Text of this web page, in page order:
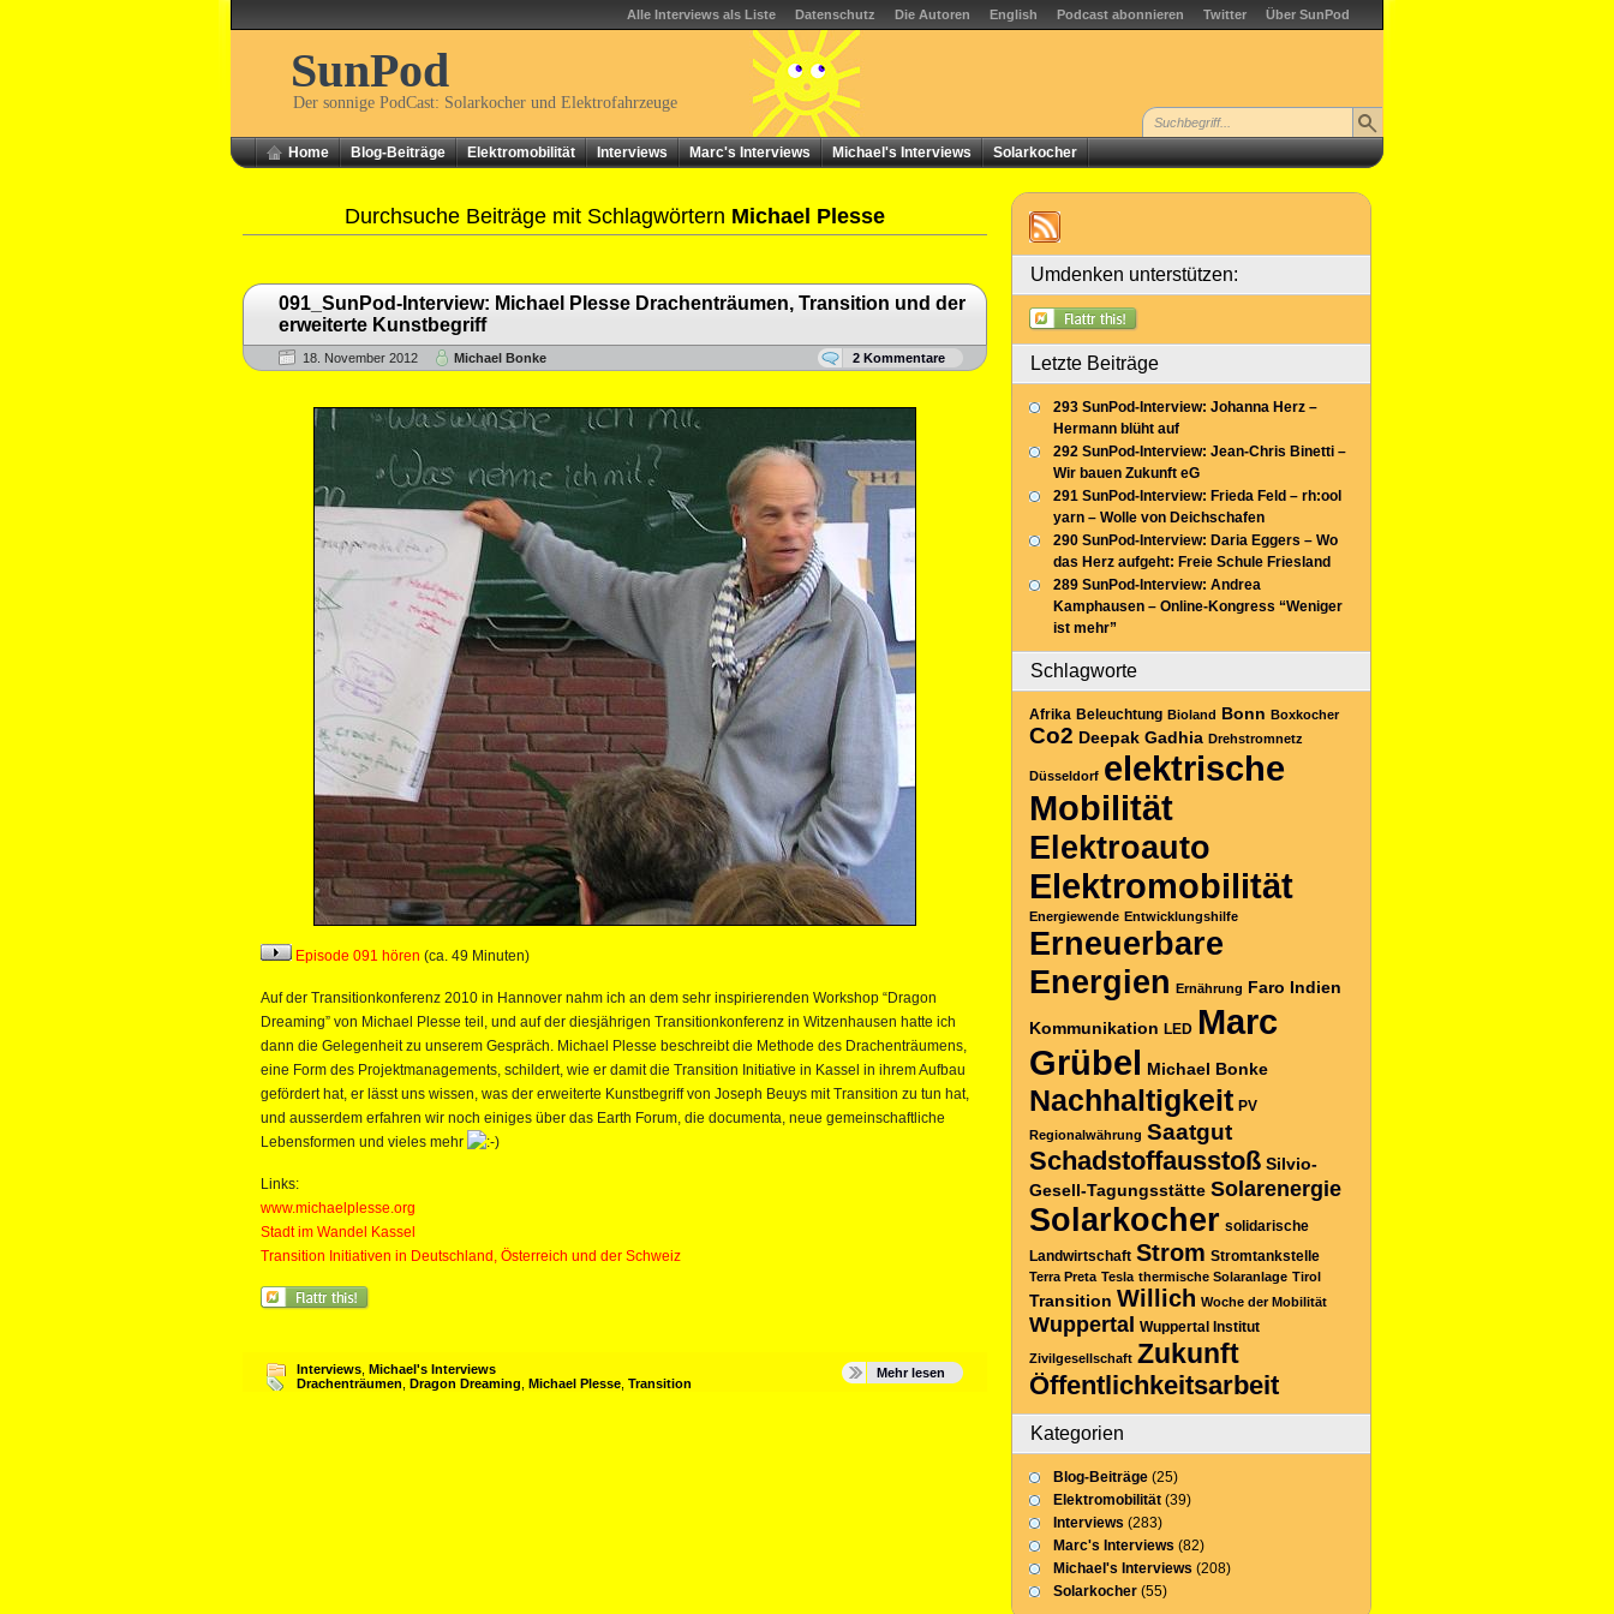
Alle Interviews als Liste Datenschutz Die Autoren English Podcast abonnieren Twitter Über SunPod
SunPod
Der sonnige PodCast: Solarkocher und Elektrofahrzeuge
Home Blog-Beiträge Elektromobilität Interviews Marc's Interviews Michael's Interviews Solarkocher
Durchsuche Beiträge mit Schlagwörtern Michael Plesse
091_SunPod-Interview: Michael Plesse Drachenträumen, Transition und der
erweiterte Kunstbegriff
18. November 2012 Michael Bonke 2 Kommentare
Episode 091 hören (ca. 49 Minuten)
Auf der Transitionkonferenz 2010 in Hannover nahm ich an dem sehr inspirierenden Workshop “Dragon
Dreaming” von Michael Plesse teil, und auf der diesjährigen Transitionkonferenz in Witzenhausen hatte ich
dann die Gelegenheit zu unserem Gespräch. Michael Plesse beschreibt die Methode des Drachenträumens,
eine Form des Projektmanagements, schildert, wie er damit die Transition Initiative in Kassel in ihrem Aufbau
gefördert hat, er lässt uns wissen, was der erweiterte Kunstbegriff von Joseph Beuys mit Transition zu tun hat,
und ausserdem erfahren wir noch einiges über das Earth Forum, die documenta, neue gemeinschaftliche
Lebensformen und vieles mehr
Links:
www.michaelplesse.org
Stadt im Wandel Kassel
Transition Initiativen in Deutschland, Österreich und der Schweiz
Interviews Michael's Interviews
Drachenträumen Dragon Dreaming Michael Plesse Transition
Mehr lesen
Umdenken unterstützen:
Letzte Beiträge
293 SunPod-Interview: Johanna Herz –
Hermann blüht auf
292 SunPod-Interview: Jean-Chris Binetti –
Wir bauen Zukunft eG
291 SunPod-Interview: Frieda Feld – rh:ool
yarn – Wolle von Deichschafen
290 SunPod-Interview: Daria Eggers – Wo
das Herz aufgeht: Freie Schule Friesland
289 SunPod-Interview: Andrea
Kamphausen – Online-Kongress “Weniger
ist mehr”
Schlagworte
Afrika Beleuchtung Bioland Bonn Boxkocher
Co2 Deepak Gadhia Drehstromnetz
Düsseldorf elektrische
Mobilität
Elektroauto
Elektromobilität
Energiewende Entwicklungshilfe
Erneuerbare
Energien Ernährung Faro Indien
Kommunikation LED Marc
Grübel Michael Bonke
Nachhaltigkeit PV
Regionalwährung Saatgut
Schadstoffausstoß Silvio-
Gesell-Tagungsstätte Solarenergie
Solarkocher solidarische
Landwirtschaft Strom Stromtankstelle
Terra Preta Tesla thermische Solaranlage Tirol
Transition Willich Woche der Mobilität
Wuppertal Wuppertal Institut
Zivilgesellschaft Zukunft
Öffentlichkeitsarbeit
Kategorien
Blog-Beiträge (25)
Elektromobilität (39)
Interviews (283)
Marc's Interviews (82)
Michael's Interviews (208)
Solarkocher (55)